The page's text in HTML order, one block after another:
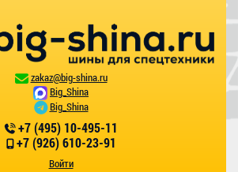
zakaz@big-shina.ru
Big_Shina
Big_Shina
+7 (495) 10-495-11
+7 (926) 610-23-91
Войти